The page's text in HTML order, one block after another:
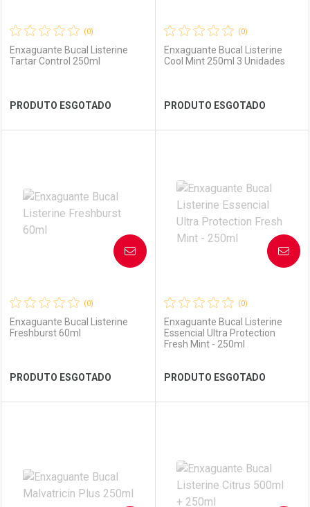
Ver Desconto Convênio Ver Desconto Convênio
(0)
Enxaguante Bucal Listerine
Tartar Control 250ml
PRODUTO ESGOTADO
Laboratório
Ver Desconto Convênio
Por Menos
(0)
Enxaguante Bucal Listerine
Cool Mint 250ml 3 Unidades
PRODUTO ESGOTADO
Laboratório
Ver Desconto Convênio
Por Menos
(0)
Enxaguante Bucal Listerine
Freshburst 60ml
PRODUTO ESGOTADO
AVISE-ME
(0)
Enxaguante Bucal Listerine
Essencial Ultra Protection
Fresh Mint - 250ml
PRODUTO ESGOTADO
AVISE-ME
Laboratório
Por Menos